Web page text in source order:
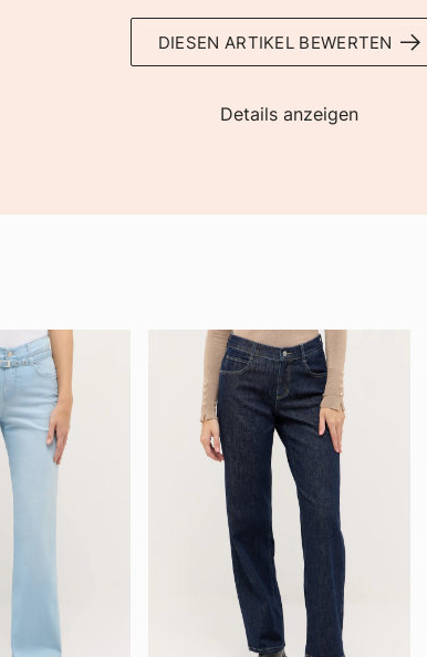
DIESEN ARTIKEL BEWERTEN
Details anzeigen